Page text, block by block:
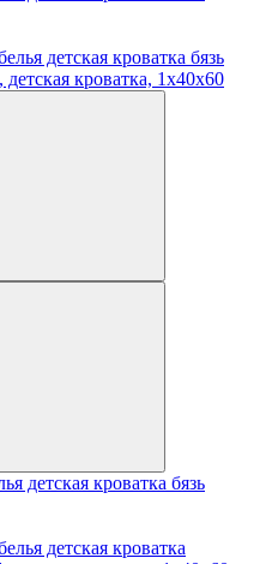
детская кроватка бязь